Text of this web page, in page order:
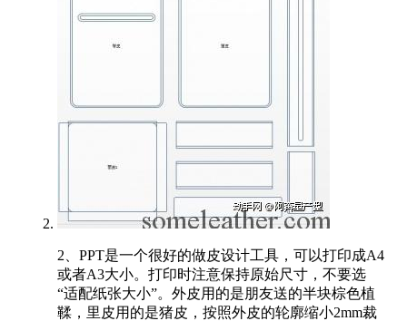
2、PPT是一个很好的做皮设计工具，可以打印成A4
或者A3大小。打印时注意保持原始尺寸，不要选
“适配纸张大小”。外皮用的是朋友送的半块棕色植
鞣，里皮用的是猪皮，按照外皮的轮廓缩小2mm裁